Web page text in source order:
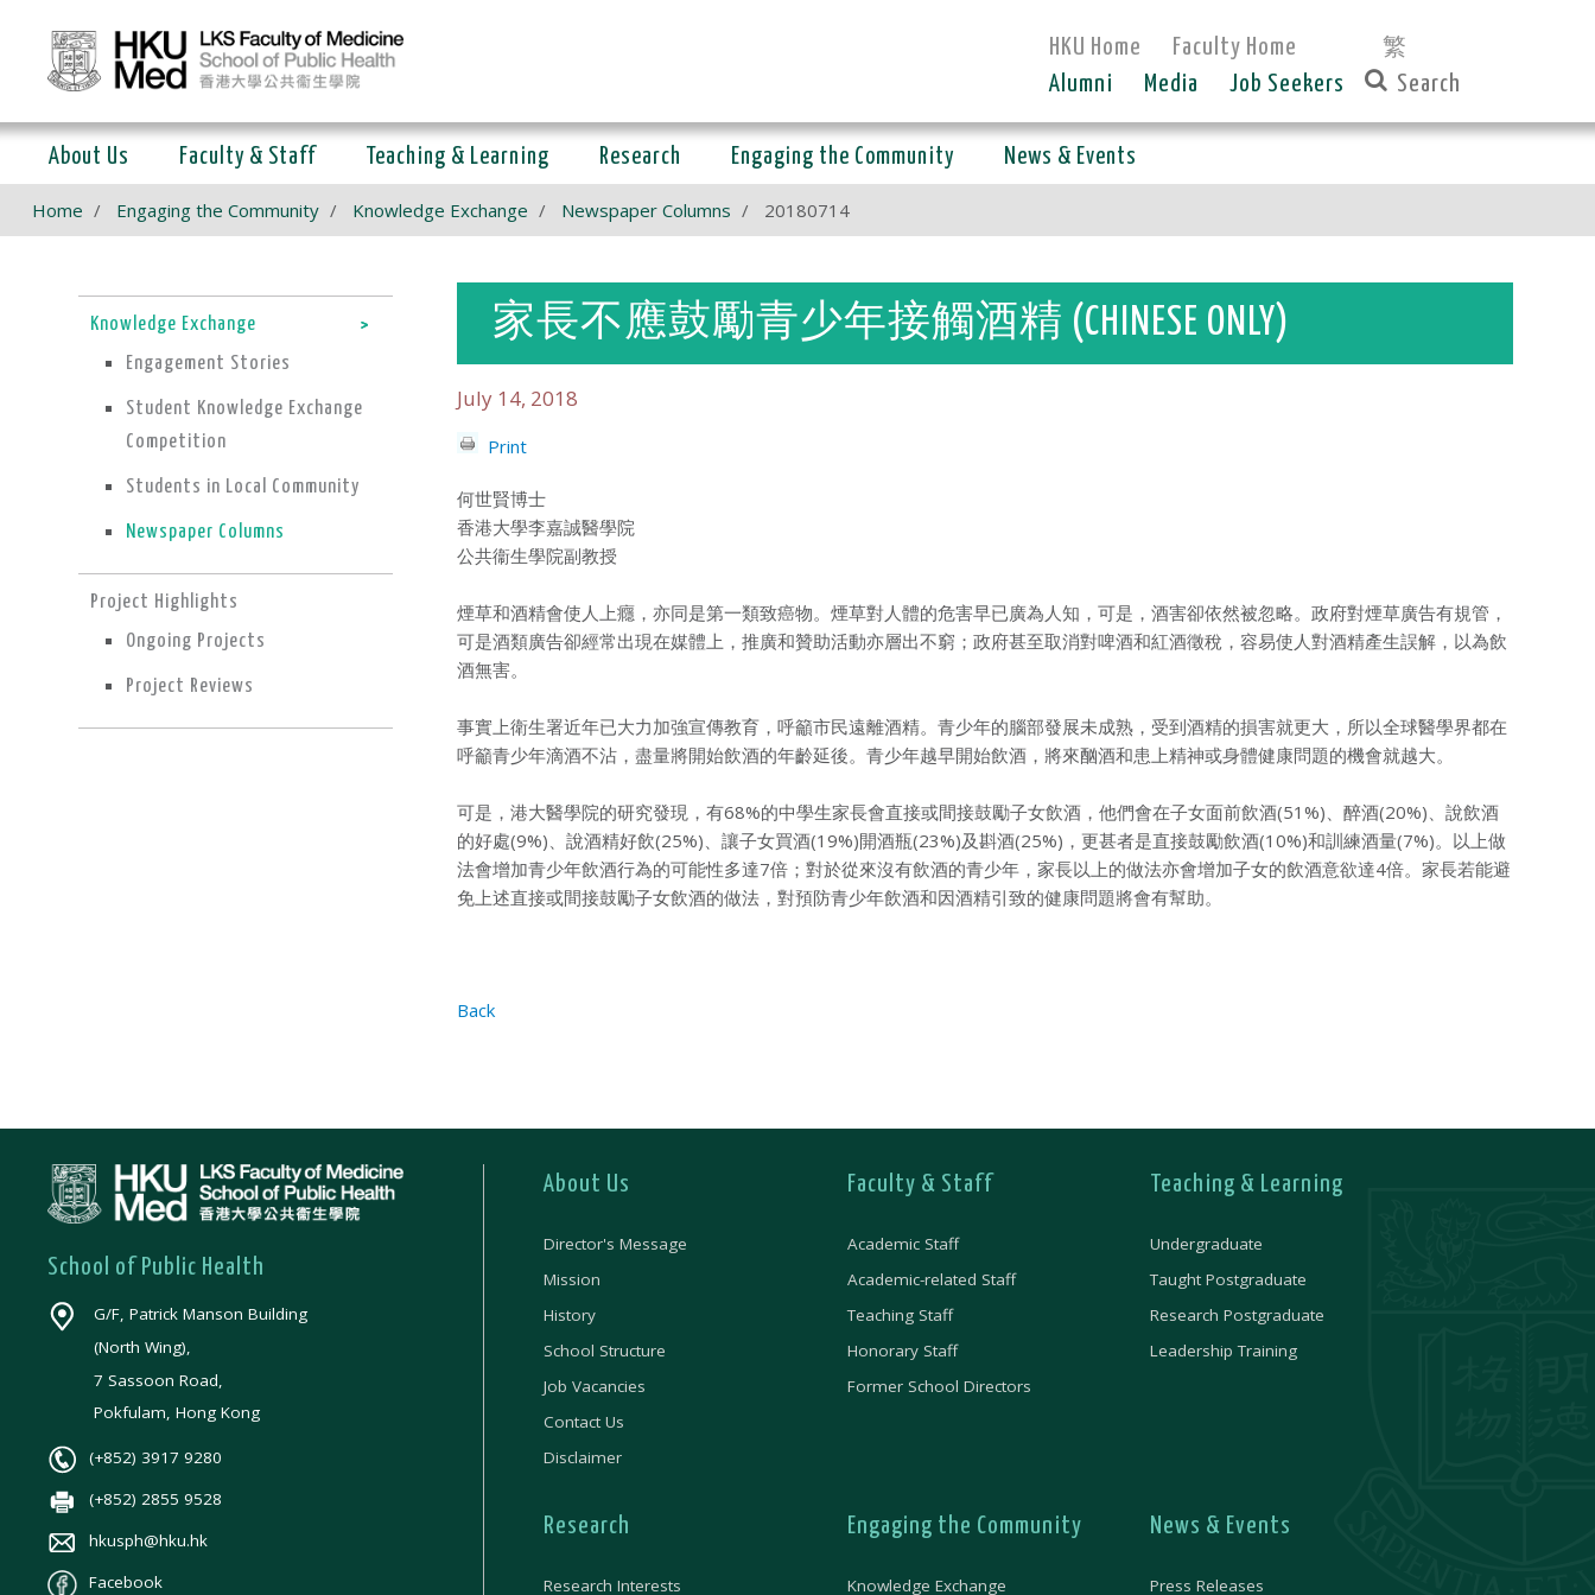
HKU Home Faculty Home 繁
Alumni Media Job Seekers
About Us Faculty & Staff Teaching & Learning Research Engaging the Community News & Events
Home Engaging the Community Knowledge Exchange Newspaper Columns 20180714
Knowledge Exchange
Engagement Stories
Student Knowledge Exchange
Competition
Students in Local Community
Newspaper Columns
Project Highlights
Ongoing Projects
Project Reviews
家長不應鼓勵青少年接觸酒精 (CHINESE ONLY)
July 14, 2018
Print
何世賢博士
香港大學李嘉誠醫學院
公共衞生學院副教授
煙草和酒精會使人上癮，亦同是第一類致癌物。煙草對人體的危害早已廣為人知，可是，酒害卻依然被忽略。政府對煙草廣告有規管，
可是酒類廣告卻經常出現在媒體上，推廣和贊助活動亦層出不窮；政府甚至取消對啤酒和紅酒徵稅，容易使人對酒精產生誤解，以為飲
酒無害。
事實上衛生署近年已大力加強宣傳教育，呼籲市民遠離酒精。青少年的腦部發展未成熟，受到酒精的損害就更大，所以全球醫學界都在
呼籲青少年滴酒不沾，盡量將開始飲酒的年齡延後。青少年越早開始飲酒，將來酗酒和患上精神或身體健康問題的機會就越大。
可是，港大醫學院的研究發現，有68%的中學生家長會直接或間接鼓勵子女飲酒，他們會在子女面前飲酒(51%)、醉酒(20%)、說飲酒
的好處(9%)、說酒精好飲(25%)、讓子女買酒(19%)開酒瓶(23%)及斟酒(25%)，更甚者是直接鼓勵飲酒(10%)和訓練酒量(7%)。以上做
法會增加青少年飲酒行為的可能性多達7倍；對於從來沒有飲酒的青少年，家長以上的做法亦會增加子女的飲酒意欲達4倍。家長若能避
免上述直接或間接鼓勵子女飲酒的做法，對預防青少年飲酒和因酒精引致的健康問題將會有幫助。
Back
School of Public Health
G/F, Patrick Manson Building
(North Wing),
7 Sassoon Road,
Pokfulam, Hong Kong
(+852) 3917 9280
(+852) 2855 9528
hkusph@hku.hk
Facebook
About Us
Director's Message
Mission
History
School Structure
Job Vacancies
Contact Us
Disclaimer
Faculty & Staff
Academic Staff
Academic-related Staff
Teaching Staff
Honorary Staff
Former School Directors
Teaching & Learning
Undergraduate
Taught Postgraduate
Research Postgraduate
Leadership Training
Research
Research Interests
Engaging the Community
Knowledge Exchange
News & Events
Press Releases